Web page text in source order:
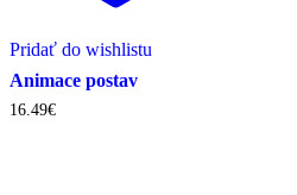
Pridať do wishlistu
Animace postav
16.49€